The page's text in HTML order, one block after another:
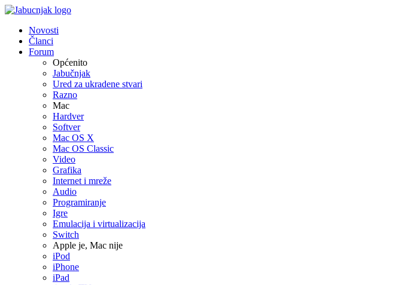
Novosti
Članci
Forum
Općenito
Jabučnjak
Ured za ukradene stvari
Razno
Mac
Hardver
Softver
Mac OS X
Mac OS Classic
Video
Grafika
Internet i mreže
Audio
Programiranje
Igre
Emulacija i virtualizacija
Switch
Apple je, Mac nije
iPod
iPhone
iPad